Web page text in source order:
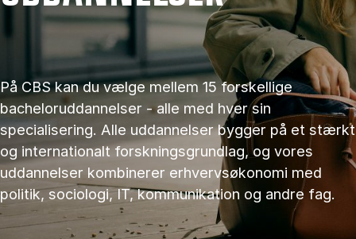
På CBS kan du vælge mellem 15 forskellige
bacheloruddannelser - alle med hver sin
specialisering. Alle uddannelser bygger på et stærkt
og internationalt forskningsgrundlag, og vores
uddannelser kombinerer erhvervsøkonomi med
politik, sociologi, IT, kommunikation og andre fag.